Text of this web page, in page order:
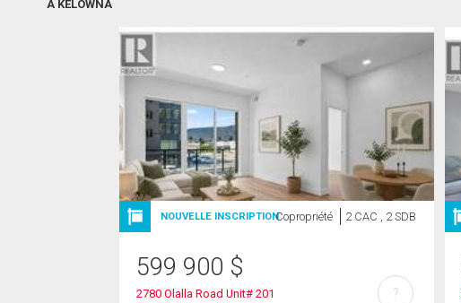
À KELOWNA
NOUVELLE INSCRIPTIONCopropriété 2 CAC , 2 SDB
599 900 $
2780 Olalla Road Unit# 201
?